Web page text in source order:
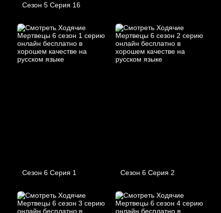
Сезон 5 Серия 16
Сезон 6 Серия 1 Сезон 6 Серия 2